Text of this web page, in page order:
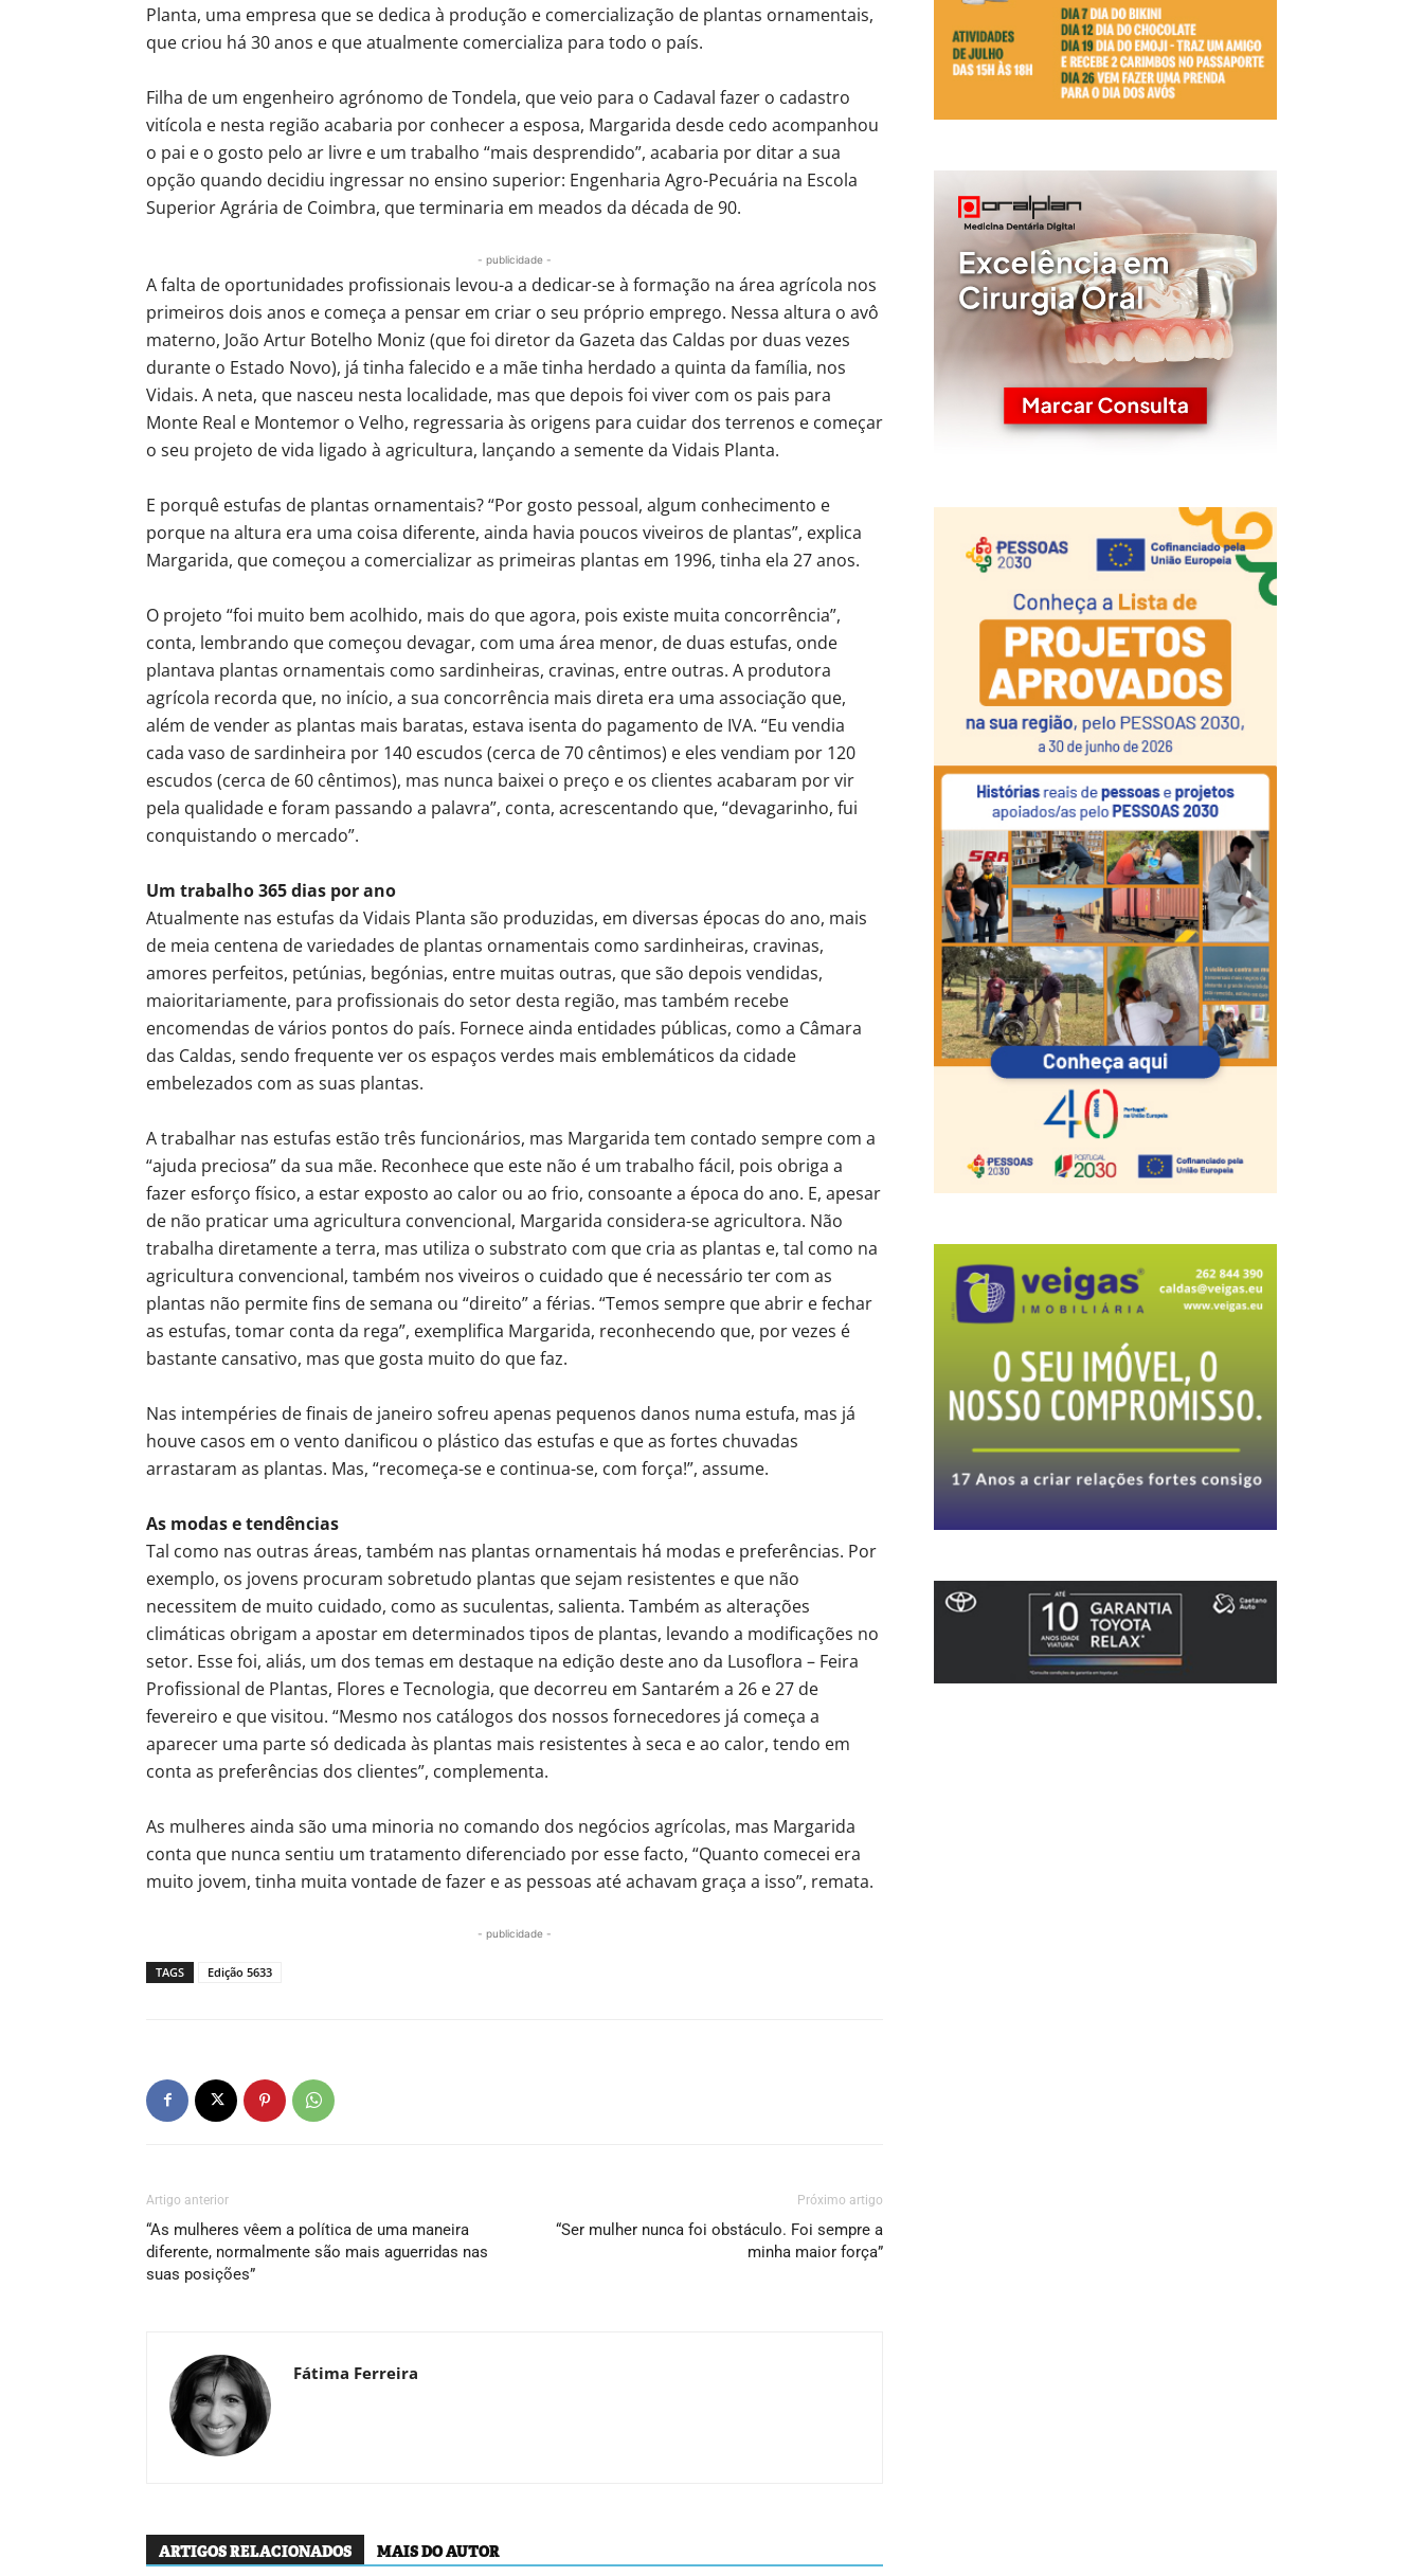
Planta, uma empresa que se dedica à produção e comercialização de plantas ornamentais,
que criou há 30 anos e que atualmente comercializa para todo o país.
Filha de um engenheiro agrónomo de Tondela, que veio para o Cadaval fazer o cadastro
vitícola e nesta região acabaria por conhecer a esposa, Margarida desde cedo acompanhou
o pai e o gosto pelo ar livre e um trabalho “mais desprendido”, acabaria por ditar a sua
opção quando decidiu ingressar no ensino superior: Engenharia Agro-Pecuária na Escola
Superior Agrária de Coimbra, que terminaria em meados da década de 90.
- publicidade -
A falta de oportunidades profissionais levou-a a dedicar-se à formação na área agrícola nos
primeiros dois anos e começa a pensar em criar o seu próprio emprego. Nessa altura o avô
materno, João Artur Botelho Moniz (que foi diretor da Gazeta das Caldas por duas vezes
durante o Estado Novo), já tinha falecido e a mãe tinha herdado a quinta da família, nos
Vidais. A neta, que nasceu nesta localidade, mas que depois foi viver com os pais para
Monte Real e Montemor o Velho, regressaria às origens para cuidar dos terrenos e começar
o seu projeto de vida ligado à agricultura, lançando a semente da Vidais Planta.
E porquê estufas de plantas ornamentais? “Por gosto pessoal, algum conhecimento e
porque na altura era uma coisa diferente, ainda havia poucos viveiros de plantas”, explica
Margarida, que começou a comercializar as primeiras plantas em 1996, tinha ela 27 anos.
O projeto “foi muito bem acolhido, mais do que agora, pois existe muita concorrência”,
conta, lembrando que começou devagar, com uma área menor, de duas estufas, onde
plantava plantas ornamentais como sardinheiras, cravinas, entre outras. A produtora
agrícola recorda que, no início, a sua concorrência mais direta era uma associação que,
além de vender as plantas mais baratas, estava isenta do pagamento de IVA. “Eu vendia
cada vaso de sardinheira por 140 escudos (cerca de 70 cêntimos) e eles vendiam por 120
escudos (cerca de 60 cêntimos), mas nunca baixei o preço e os clientes acabaram por vir
pela qualidade e foram passando a palavra”, conta, acrescentando que, “devagarinho, fui
conquistando o mercado”.
Um trabalho 365 dias por ano
Atualmente nas estufas da Vidais Planta são produzidas, em diversas épocas do ano, mais
de meia centena de variedades de plantas ornamentais como sardinheiras, cravinas,
amores perfeitos, petúnias, begónias, entre muitas outras, que são depois vendidas,
maioritariamente, para profissionais do setor desta região, mas também recebe
encomendas de vários pontos do país. Fornece ainda entidades públicas, como a Câmara
das Caldas, sendo frequente ver os espaços verdes mais emblemáticos da cidade
embelezados com as suas plantas.
A trabalhar nas estufas estão três funcionários, mas Margarida tem contado sempre com a
“ajuda preciosa” da sua mãe. Reconhece que este não é um trabalho fácil, pois obriga a
fazer esforço físico, a estar exposto ao calor ou ao frio, consoante a época do ano. E, apesar
de não praticar uma agricultura convencional, Margarida considera-se agricultora. Não
trabalha diretamente a terra, mas utiliza o substrato com que cria as plantas e, tal como na
agricultura convencional, também nos viveiros o cuidado que é necessário ter com as
plantas não permite fins de semana ou “direito” a férias. “Temos sempre que abrir e fechar
as estufas, tomar conta da rega”, exemplifica Margarida, reconhecendo que, por vezes é
bastante cansativo, mas que gosta muito do que faz.
Nas intempéries de finais de janeiro sofreu apenas pequenos danos numa estufa, mas já
houve casos em o vento danificou o plástico das estufas e que as fortes chuvadas
arrastaram as plantas. Mas, “recomeça-se e continua-se, com força!”, assume.
As modas e tendências
Tal como nas outras áreas, também nas plantas ornamentais há modas e preferências. Por
exemplo, os jovens procuram sobretudo plantas que sejam resistentes e que não
necessitem de muito cuidado, como as suculentas, salienta. Também as alterações
climáticas obrigam a apostar em determinados tipos de plantas, levando a modificações no
setor. Esse foi, aliás, um dos temas em destaque na edição deste ano da Lusoflora – Feira
Profissional de Plantas, Flores e Tecnologia, que decorreu em Santarém a 26 e 27 de
fevereiro e que visitou. “Mesmo nos catálogos dos nossos fornecedores já começa a
aparecer uma parte só dedicada às plantas mais resistentes à seca e ao calor, tendo em
conta as preferências dos clientes”, complementa.
As mulheres ainda são uma minoria no comando dos negócios agrícolas, mas Margarida
conta que nunca sentiu um tratamento diferenciado por esse facto, “Quanto comecei era
muito jovem, tinha muita vontade de fazer e as pessoas até achavam graça a isso”, remata.
- publicidade -
TAGS Edição 5633
Artigo anterior
“As mulheres vêem a política de uma maneira
diferente, normalmente são mais aguerridas nas
suas posições”
Próximo artigo
“Ser mulher nunca foi obstáculo. Foi sempre a
minha maior força”
Fátima Ferreira
ARTIGOS RELACIONADOS MAIS DO AUTOR